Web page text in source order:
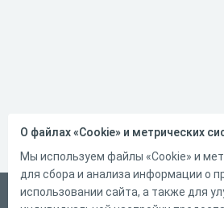
Русский
О файлах «Cookie» и метрических
Мы используем файлы «Cookie» и
для сбора и анализа информации о
использовании сайта, а также для